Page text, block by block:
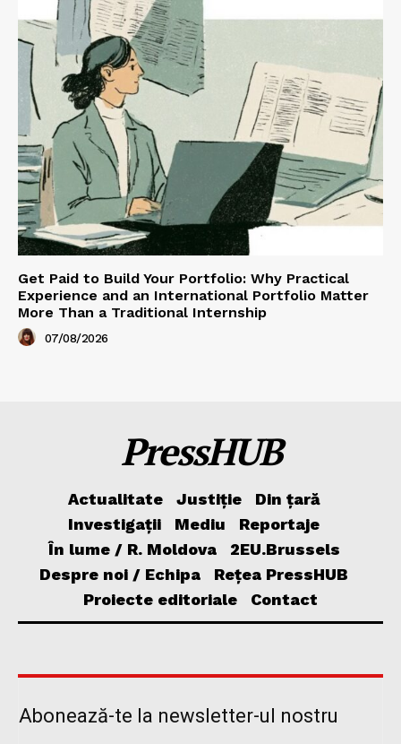
Get Paid to Build Your Portfolio: Why Practical
Experience and an International Portfolio Matter
More Than a Traditional Internship
07/08/2026
PressHUB
Actualitate Justiție
Din țară
Investigații
Mediu
Reportaje
În lume / R. Moldova
2EU.Brussels
Despre noi / Echipa
Rețea PressHUB
Proiecte editoriale
Contact
Abonează-te la newsletter-ul nostru